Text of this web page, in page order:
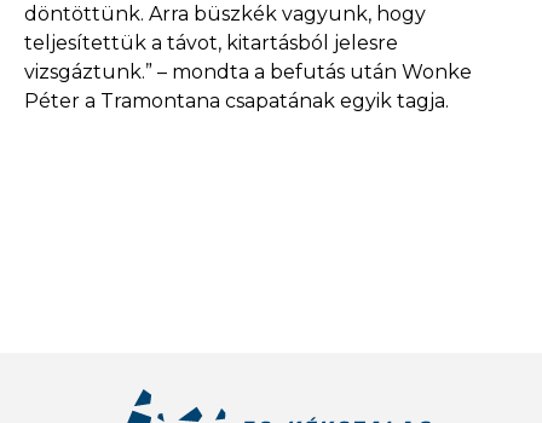
döntöttünk. Arra büszkék vagyunk, hogy
teljesítettük a távot, kitartásból jelesre
vizsgáztunk.” – mondta a befutás után Wonke
Péter a Tramontana csapatának egyik tagja.